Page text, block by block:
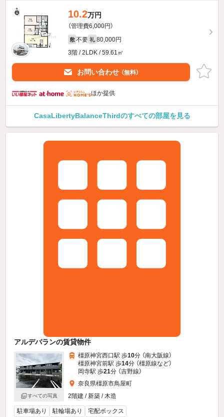
10.2万円
（管理費6,000円）
敷 不要 礼 80,000円
3階 / 2LDK / 59.61㎡
お問い合わせ （無料）
ほか提供
CasaLibertyBalanceThirdのすべての部屋を見る
アルデバランの賃貸物件
すべての写真
橿原神宮西口駅 歩10分 （南大阪線）
橿原神宮前駅 歩14分 （橿原線など）
岡寺駅 歩21分 （吉野線）
奈良県橿原市鳥屋町
2階建 / 新築 / 木造
駐車場あり 駐輪場あり 宅配ボックス